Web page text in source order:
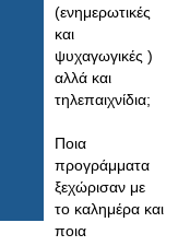
(ενημερωτικές
και
ψυχαγωγικές )
αλλά και
τηλεπαιχνίδια;
Ποια
προγράμματα
ξεχώρισαν με
το καλημέρα και
ποια